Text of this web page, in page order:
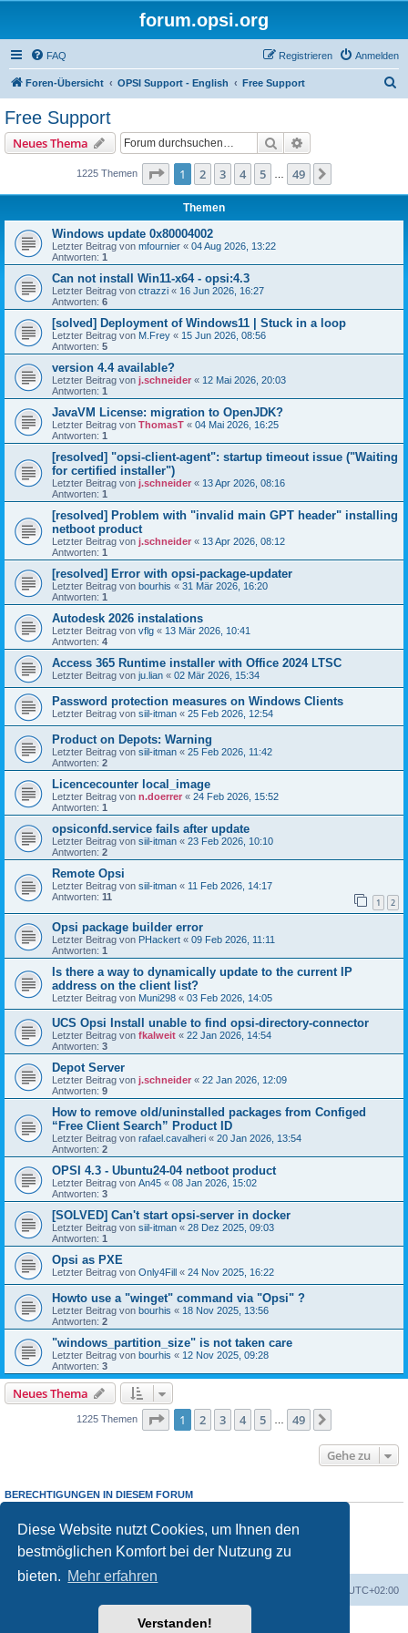
Diese Website nutzt Cookies, um Ihnen den
bestmöglichen Komfort bei der Nutzung zu
bieten. Mehr erfahren
Verstanden!
forum.opsi.org
FAQ Anmelden
Registrieren
Foren-Übersicht OPSI Support - English Free Support
Free Support
Neues Thema Suche
1225 Themen Seite 1von 49
1 2 3 4 5 49
Themen
Windows update 0x80004002
Letzter Beitrag von mfournier « 04 Aug 2026, 13:22
Antworten: 1
Can not install Win11-x64 - opsi:4.3
Letzter Beitrag von ctrazzi « 16 Jun 2026, 16:27
Antworten: 6
[solved] Deployment of Windows11 | Stuck in a loop
Letzter Beitrag von M.Frey « 15 Jun 2026, 08:56
Antworten: 5
version 4.4 available?
Letzter Beitrag von j.schneider « 12 Mai 2026, 20:03
Antworten: 1
JavaVM License: migration to OpenJDK?
Letzter Beitrag von ThomasT « 04 Mai 2026, 16:25
Antworten: 1
[resolved] "opsi-client-agent": startup timeout issue ("Waiting
for certified installer")
Letzter Beitrag von j.schneider « 13 Apr 2026, 08:16
Antworten: 1
[resolved] Problem with "invalid main GPT header" installing
netboot product
Letzter Beitrag von j.schneider « 13 Apr 2026, 08:12
Antworten: 1
[resolved] Error with opsi-package-updater
Letzter Beitrag von bourhis « 31 Mär 2026, 16:20
Antworten: 1
Autodesk 2026 instalations
Letzter Beitrag von vflg « 13 Mär 2026, 10:41
Antworten: 4
Access 365 Runtime installer with Office 2024 LTSC
Letzter Beitrag von ju.lian « 02 Mär 2026, 15:34
Password protection measures on Windows Clients
Letzter Beitrag von siil-itman « 25 Feb 2026, 12:54
Product on Depots: Warning
Letzter Beitrag von siil-itman « 25 Feb 2026, 11:42
Antworten: 2
Licencecounter local_image
Letzter Beitrag von n.doerrer « 24 Feb 2026, 15:52
Antworten: 1
opsiconfd.service fails after update
Letzter Beitrag von siil-itman « 23 Feb 2026, 10:10
Antworten: 2
Remote Opsi
Letzter Beitrag von siil-itman « 11 Feb 2026, 14:17
Antworten: 11 1 2
Opsi package builder error
Letzter Beitrag von PHackert « 09 Feb 2026, 11:11
Antworten: 1
Is there a way to dynamically update to the current IP
address on the client list?
Letzter Beitrag von Muni298 « 03 Feb 2026, 14:05
UCS Opsi Install unable to find opsi-directory-connector
Letzter Beitrag von fkalweit « 22 Jan 2026, 14:54
Antworten: 3
Depot Server
Letzter Beitrag von j.schneider « 22 Jan 2026, 12:09
Antworten: 9
How to remove old/uninstalled packages from Configed
“Free Client Search” Product ID
Letzter Beitrag von rafael.cavalheri « 20 Jan 2026, 13:54
Antworten: 2
OPSI 4.3 - Ubuntu24-04 netboot product
Letzter Beitrag von An45 « 08 Jan 2026, 15:02
Antworten: 3
[SOLVED] Can't start opsi-server in docker
Letzter Beitrag von siil-itman « 28 Dez 2025, 09:03
Antworten: 1
Opsi as PXE
Letzter Beitrag von Only4Fill « 24 Nov 2025, 16:22
Howto use a "winget" command via "Opsi" ?
Letzter Beitrag von bourhis « 18 Nov 2025, 13:56
Antworten: 2
"windows_partition_size" is not taken care
Letzter Beitrag von bourhis « 12 Nov 2025, 09:28
Antworten: 3
Neues Thema
1225 Themen Seite 1von 49
1 2 3 4 5 49
Gehe zu
BERECHTIGUNGEN IN DIESEM FORUM
Sie dürfenkeineAntworten zu Themen in diesem Forum erstellen.
Sie dürfen Ihre Beiträge in diesem Forumnicht ändern.
Sie dürfen Ihre Beiträge in diesem Forumnichtlöschen.
keine
UTC+02:00
Powered byphpBB® Forum Software © phpBB Limited